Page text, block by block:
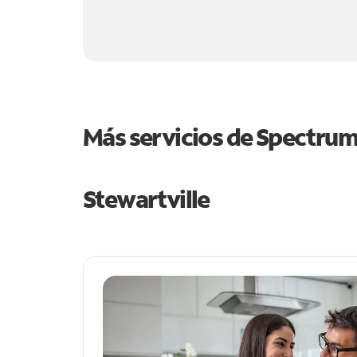
Más servicios de
Stewartville